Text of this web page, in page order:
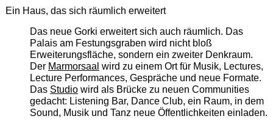
Ein Haus, das sich räumlich erweitert
Das neue Gorki erweitert sich auch räumlich. Das
Palais am Festungsgraben wird nicht bloß
Erweiterungsfläche, sondern ein zweiter Denkraum.
Der Marmorsaal wird zu einem Ort für Musik, Lectures,
Lecture Performances, Gespräche und neue Formate.
Das Studiowird als Brücke zu neuen Communities
gedacht: Listening Bar, Dance Club, ein Raum, in dem
Sound, Musik und Tanz neue Öffentlichkeiten einladen.